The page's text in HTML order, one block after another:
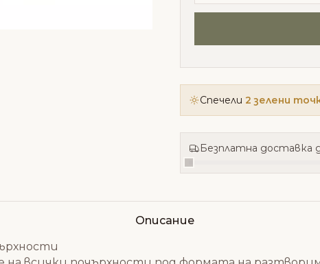
Спечели 2 зелени
Безплатна доставка
Описание